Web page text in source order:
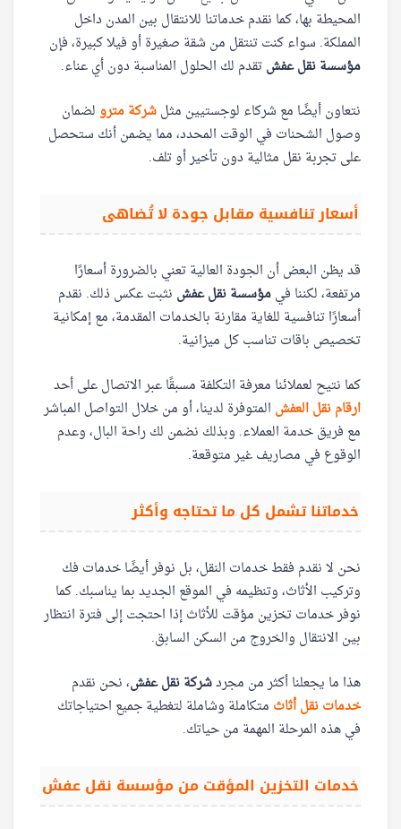
المحيطة بها، كما نقدم خدماتنا للانتقال بين المدن داخل
المملكة. سواء كنت تنتقل من شقة صغيرة أو فيلا كبيرة، فإن
مؤسسة نقل عفشتقدم لك الحلول المناسبة دون أي عناء.
نتعاون أيضًا مع شركاء لوجستيين مثلشركة مترولضمان
وصول الشحنات في الوقت المحدد، مما يضمن أنك ستحصل
على تجربة نقل مثالية دون تأخير أو تلف.
أسعار تنافسية مقابل جودة لا تُضاهى
قد يظن البعض أن الجودة العالية تعني بالضرورة أسعارًا
مرتفعة، لكننا فيمؤسسة نقل عفش نثبت عكس ذلك. نقدم
أسعارًا تنافسية للغاية مقارنة بالخدمات المقدمة، مع إمكانية
تخصيص باقات تناسب كل ميزانية.
كما نتيح لعملائنا معرفة التكلفة مسبقًا عبر الاتصال على أحد
ارقام نقل العفش المتوفرة لدينا، أو من خلال التواصل المباشر
مع فريق خدمة العملاء. وبذلك نضمن لك راحة البال، وعدم
الوقوع في مصاريف غير متوقعة.
خدماتنا تشمل كل ما تحتاجه وأكثر
نحن لا نقدم فقط خدمات النقل، بل نوفر أيضًا خدمات فك
وتركيب الأثاث، وتنظيمه في الموقع الجديد بما يناسبك. كما
نوفر خدمات تخزين مؤقت للأثاث إذا احتجت إلى فترة انتظار
بين الانتقال والخروج من السكن السابق.
هذا ما يجعلنا أكثر من مجردشركة نقل عفش، نحن نقدم
خدمات نقل أثاث متكاملة وشاملة لتغطية جميع احتياجاتك
في هذه المرحلة المهمة من حياتك.
خدمات التخزين المؤقت من مؤسسة نقل عفش